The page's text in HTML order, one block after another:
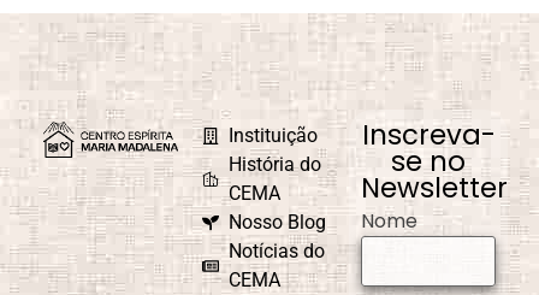
Instituição
História do
CEMA
Nosso Blog
Notícias do
CEMA
Inscreva-
se no
Newsletter
Nome